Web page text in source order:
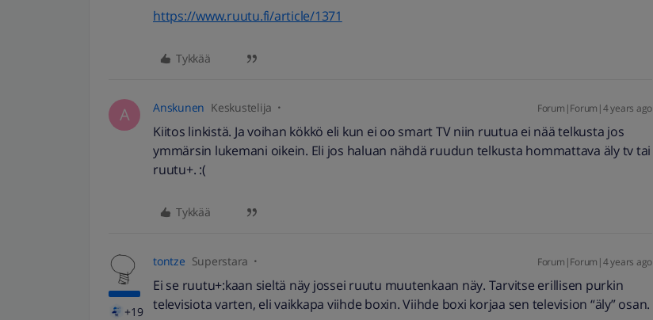
https://www.ruutu.fi/article/1371
Tykkää
A Anskunen Keskustelija Forum|Forum|4 years ago
Kiitos linkistä. Ja voihan kökkö eli kun ei oo smart TV niin ruutua ei nää telkusta jos
ymmärsin lukemani oikein. Eli jos haluan nähdä ruudun telkusta hommattava äly tv tai
ruutu+. :(
Tykkää
+19
tontze Superstara Forum|Forum|4 years ago
Ei se ruutu+:kaan sieltä näy jossei ruutu muutenkaan näy. Tarvitse erillisen purkin
televisiota varten, eli vaikkapa viihde boxin. Viihde boxi korjaa sen television “äly” osan.